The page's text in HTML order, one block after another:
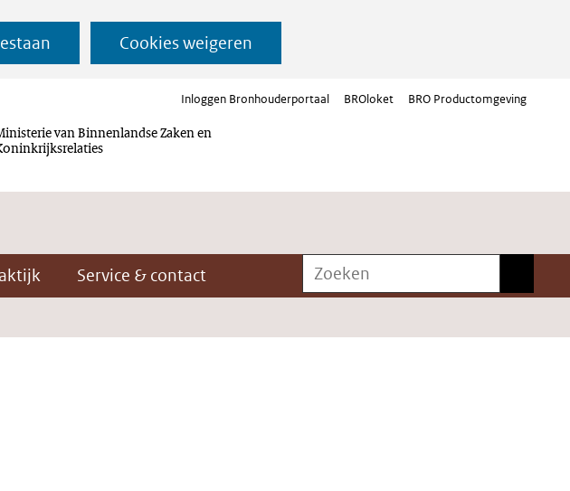
Cookies weigeren
van Binnenlandse Zaken en
Inloggen Bronhouderportaal BROloket BRO Productomgeving
Service & contact Zoeken